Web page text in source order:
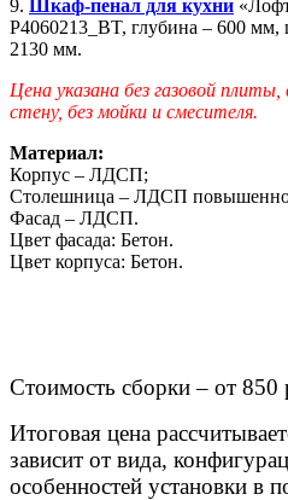
9. Шкаф-пенал для кухни
P4060213_BT, глубина – 600
2130 мм.
Цена указана без газовой
стену, без мойки и смесителя.
Материал:
Корпус – ЛДСП;
Столешница – ЛДСП
Фасад – ЛДСП.
Цвет фасада: Бетон.
Цвет корпуса: Бетон.
Стоимость сборки – от 850
Итоговая цена
зависит от вида,
особенностей установки в